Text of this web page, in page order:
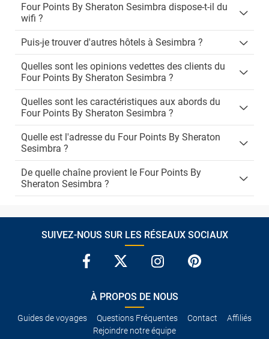
Four Points By Sheraton Sesimbra dispose-t-il du
wifi ?
Puis-je trouver d'autres hôtels à Sesimbra ?
Quelles sont les opinions vedettes des clients du
Four Points By Sheraton Sesimbra ?
Quelles sont les caractéristiques aux abords du
Four Points By Sheraton Sesimbra ?
Quelle est l'adresse du Four Points By Sheraton
Sesimbra ?
De quelle chaîne provient le Four Points By
Sheraton Sesimbra ?
SUIVEZ-NOUS SUR LES RÉSEAUX SOCIAUX
À PROPOS DE NOUS
Guides de voyages Questions Fréquentes Contact
Affiliés
Rejoindre notre équipe